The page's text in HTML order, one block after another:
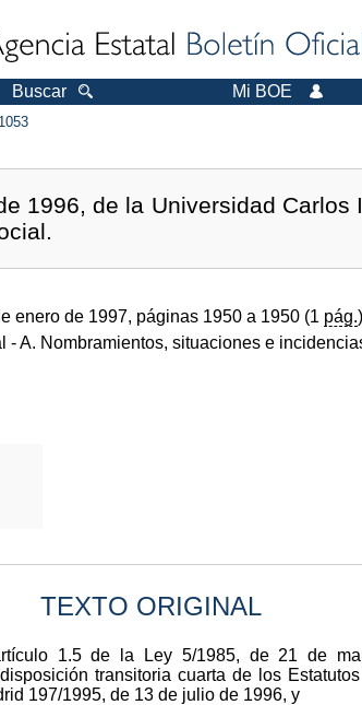
Buscar Mi BOE
1996, de la Universidad Carlos
enero de 1997, páginas 1950 a 1950 (1 pág.)
- A. Nombramientos, situaciones e
TEXTO ORIGINAL
1.5 de la Ley 5/1985, de 21 de
transitoria cuarta de los
197/1995, de 13 de julio de 1996, y